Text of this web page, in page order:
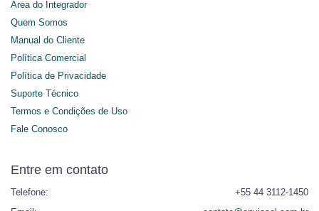
Área do Integrador
Quem Somos
Manual do Cliente
Política Comercial
Política de Privacidade
Suporte Técnico
Termos e Condições de Uso
Fale Conosco
Entre em contato
Telefone:
+55 44 3112-1450